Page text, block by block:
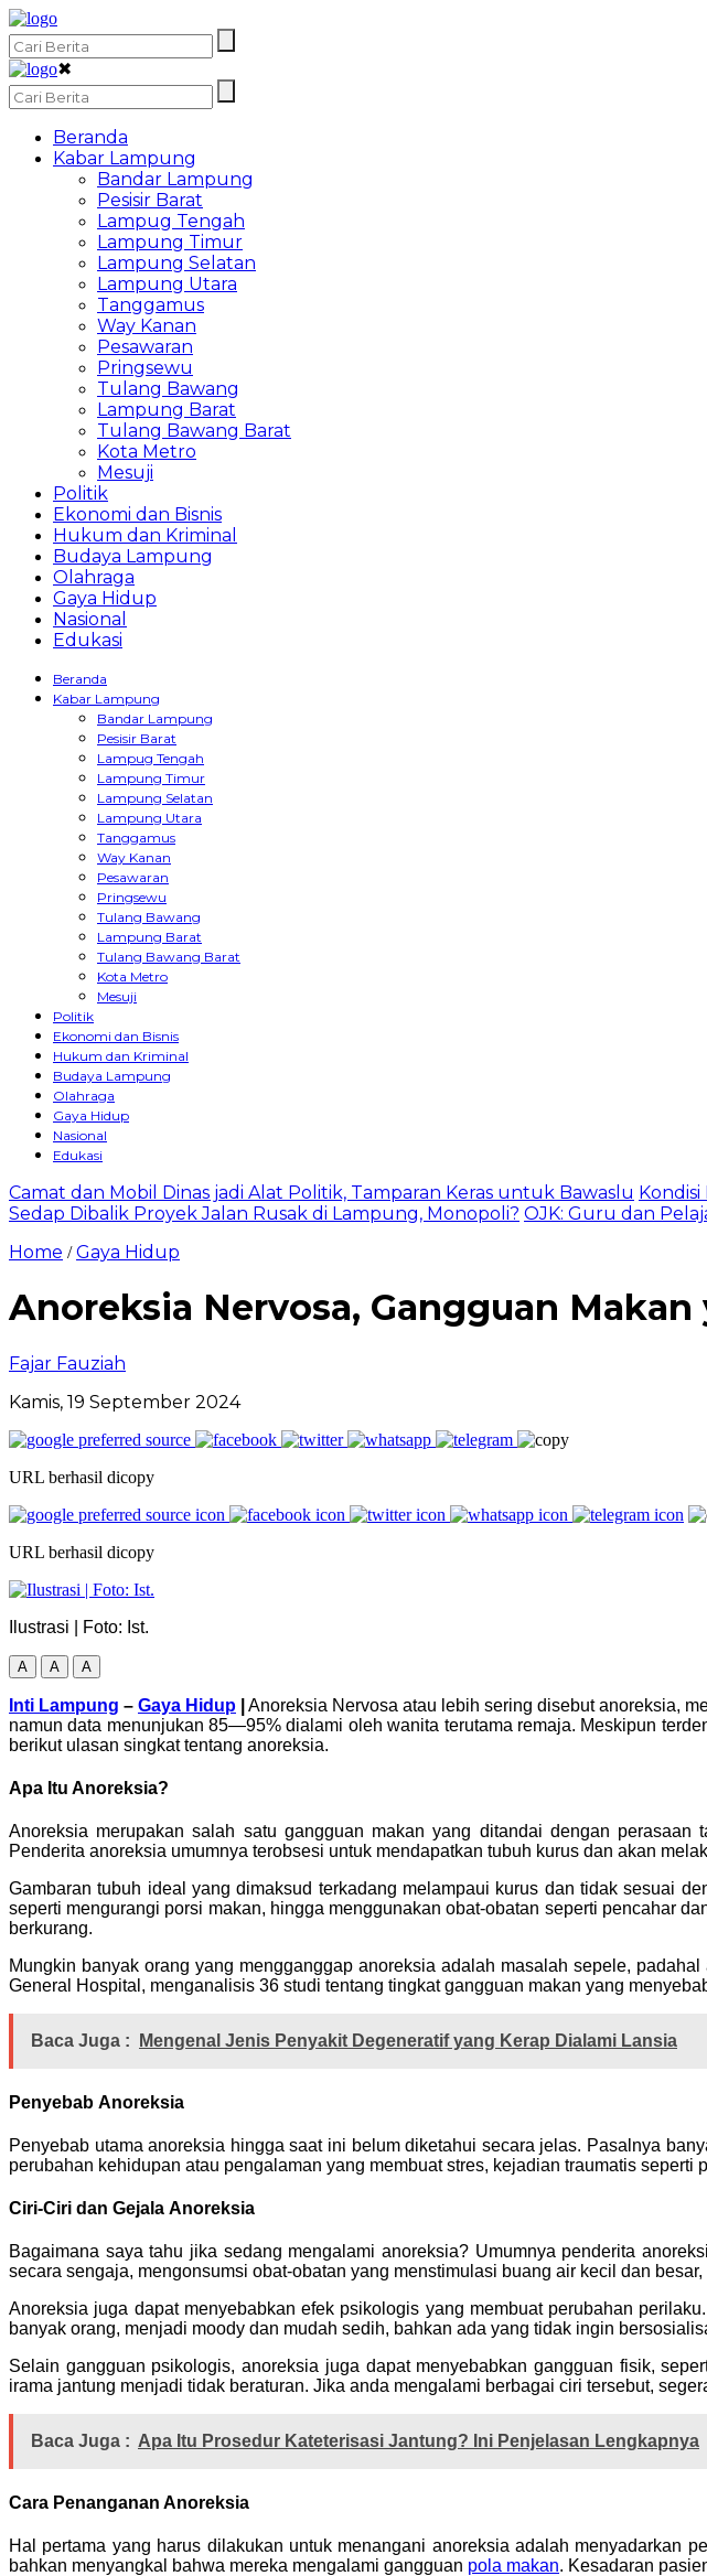
✖
Beranda
Kabar Lampung
Bandar Lampung
Pesisir Barat
Lampug Tengah
Lampung Timur
Lampung Selatan
Lampung Utara
Tanggamus
Way Kanan
Pesawaran
Pringsewu
Tulang Bawang
Lampung Barat
Tulang Bawang Barat
Kota Metro
Mesuji
Politik
Ekonomi dan Bisnis
Hukum dan Kriminal
Budaya Lampung
Olahraga
Gaya Hidup
Nasional
Edukasi
Beranda
Kabar Lampung
Bandar Lampung
Pesisir Barat
Lampug Tengah
Lampung Timur
Lampung Selatan
Lampung Utara
Tanggamus
Way Kanan
Pesawaran
Pringsewu
Tulang Bawang
Lampung Barat
Tulang Bawang Barat
Kota Metro
Mesuji
Politik
Ekonomi dan Bisnis
Hukum dan Kriminal
Budaya Lampung
Olahraga
Gaya Hidup
Nasional
Edukasi
Camat dan Mobil Dinas jadi Alat Politik, Tamparan Keras untuk Bawaslu
Sedap Dibalik Proyek Jalan Rusak di Lampung, Monopoli? OJK: Guru dan
Home /Gaya Hidup
Anoreksia Nervosa, Gangguan
Fajar Fauziah
Kamis, 19 September 2024
URL berhasil dicopy
URL berhasil dicopy
Ilustrasi | Foto: Ist.
A A A
Inti Lampung – Gaya Hidup
Anoreksia Nervosa atau lebih sering disebut anoreksia,
namun data menunjukan 85—95% dialami oleh wanita terutama remaja. Meskipun
berikut ulasan singkat tentang anoreksia.
Apa Itu Anoreksia?
Anoreksia merupakan salah satu gangguan makan yang ditandai dengan
Penderita anoreksia umumnya terobsesi untuk mendapatkan tubuh kurus dan akan
Gambaran tubuh ideal yang dimaksud terkadang melampaui kurus dan tidak sesuai
seperti mengurangi porsi makan, hingga menggunakan obat-obatan seperti pencahar
berkurang.
Mungkin banyak orang yang mengganggap anoreksia adalah masalah sepele,
General Hospital, menganalisis 36 studi tentang tingkat gangguan makan yang
Baca Juga : Mengenal Jenis Penyakit Degeneratif yang Kerap Dialami Lansia
Penyebab Anoreksia
Penyebab utama anoreksia hingga saat ini belum diketahui secara jelas. Pasalnya
perubahan kehidupan atau pengalaman yang membuat stres, kejadian traumatis
Ciri-Ciri dan Gejala Anoreksia
Bagaimana saya tahu jika sedang mengalami anoreksia? Umumnya penderita
secara sengaja, mengonsumsi obat-obatan yang menstimulasi buang air kecil dan
Anoreksia juga dapat menyebabkan efek psikologis yang membuat perubahan
banyak orang, menjadi moody dan mudah sedih, bahkan ada yang tidak ingin
Selain gangguan psikologis, anoreksia juga dapat menyebabkan gangguan fisik,
irama jantung menjadi tidak beraturan. Jika anda mengalami berbagai ciri tersebut,
Baca Juga : Apa Itu Prosedur Kateterisasi Jantung? Ini Penjelasan Lengkapnya
Cara Penanganan Anoreksia
Hal pertama yang harus dilakukan untuk menangani anoreksia adalah menyadarkan
bahkan menyangkal bahwa mereka mengalami gangguan pola makan. Kesadaran